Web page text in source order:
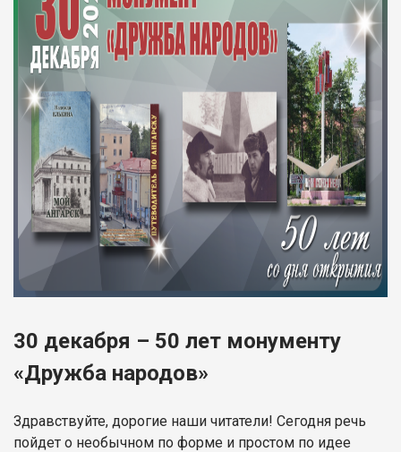
30 декабря – 50 лет монументу
«Дружба народов»
Здравствуйте, дорогие наши читатели! Сегодня речь
пойдет о необычном по форме и простом по идее